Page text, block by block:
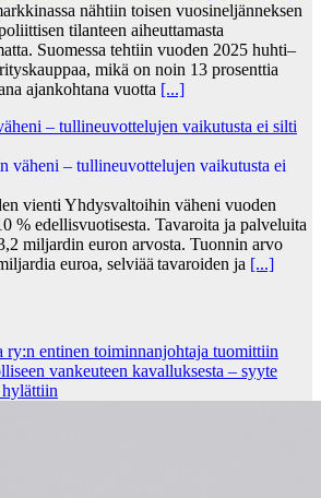
nähtiin toisen vuosineljänneksen
tilanteen aiheuttamasta
Suomessa tehtiin vuoden 2025 huhti–
mikä on noin 13 prosenttia
ajankohtana vuotta [...]
– tullineuvottelujen vaikutusta ei silti
vienti Yhdysvaltoihin väheni vuoden
% edellisvuotisesta. Tavaroita ja palveluita
miljardin euron arvosta. Tuonnin arvo
euroa, selviää tavaroiden ja [...]
ry:n entinen toiminnanjohtaja tuo­mit­tiin
van­keu­teen ka­val­luk­ses­ta – syyte
hy­lät­tiin